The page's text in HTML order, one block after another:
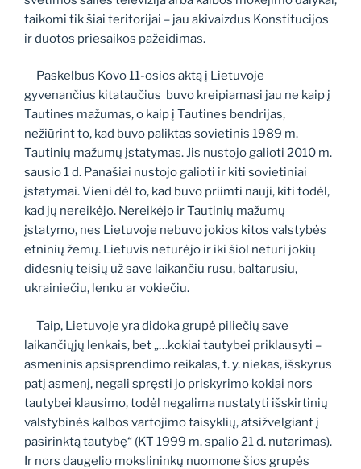
taikomi tik šiai teritorijai – jau akivaizdus Konstitucijos
ir duotos priesaikos pažeidimas.
Paskelbus Kovo 11-osios aktą į Lietuvoje
gyvenančius kitataučius buvo kreipiamasi jau ne kaip į
Tautines mažumas, o kaip į Tautines bendrijas,
nežiūrint to, kad buvo paliktas sovietinis 1989 m.
Tautinių mažumų įstatymas. Jis nustojo galioti 2010 m.
sausio 1 d. Panašiai nustojo galioti ir kiti sovietiniai
įstatymai. Vieni dėl to, kad buvo priimti nauji, kiti todėl,
kad jų nereikėjo. Nereikėjo ir Tautinių mažumų
įstatymo, nes Lietuvoje nebuvo jokios kitos valstybės
etninių žemų. Lietuvis neturėjo ir iki šiol neturi jokių
didesnių teisių už save laikančiu rusu, baltarusiu,
ukrainiečiu, lenku ar vokiečiu.
Taip, Lietuvoje yra didoka grupė piliečių save
laikančiųjų lenkais, bet „…kokiai tautybei priklausyti –
asmeninis apsisprendimo reikalas, t. y. niekas, išskyrus
patį asmenį, negali spręsti jo priskyrimo kokiai nors
tautybei klausimo, todėl negalima nustatyti išskirtinių
valstybinės kalbos vartojimo taisyklių, atsižvelgiant į
pasirinktą tautybę“ (KT 1999 m. spalio 21 d. nutarimas).
Ir nors daugelio mokslininkų nuomone šios grupės